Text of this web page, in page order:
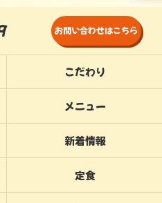
お問い合わせはこちら
こだわり
メニュー
新着情報
定食